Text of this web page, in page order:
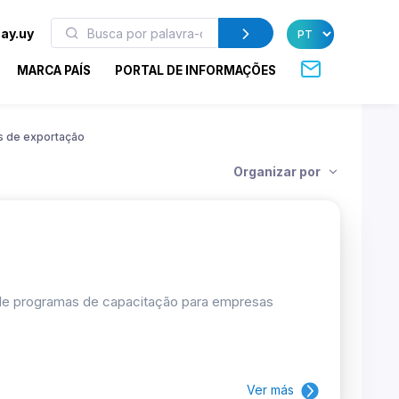
MARCA PAÍS PORTAL DE INFORMAÇÕES
de exportação
Organizar por
programas de capacitação para empresas
Ver más